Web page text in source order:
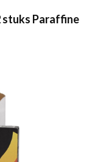
stuks Paraffine